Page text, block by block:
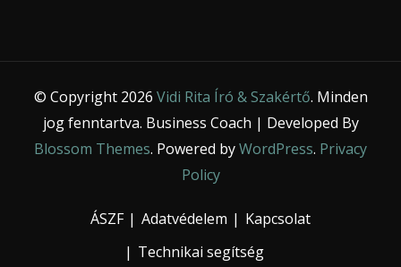
© Copyright 2026 Vidi Rita Író & Szakértő. Minden
jog fenntartva. Business Coach | Developed By
Blossom Themes. Powered byWordPress. Privacy
Policy
ÁSZF Adatvédelem
Kapcsolat
Technikai segítség